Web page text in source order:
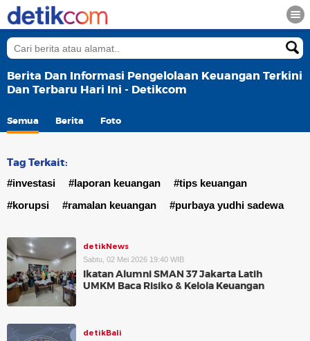
Berita Dan Informasi Pengelolaan Keuangan Terkini
Dan Terbaru Hari Ini - Detikcom
Semua Berita Foto
Tag Terkait:
#investasi #laporan keuangan
#tips keuangan
#korupsi
#ramalan keuangan #purbaya yudhi sadewa
detikNews
Sabtu, 02 Mei 2026 19:40 WIB
Ikatan Alumni SMAN 37 Jakarta Latih
UMKM Baca Risiko & Kelola Keuangan
detikBali